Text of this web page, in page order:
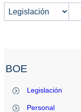
BOE
Legislación
Personal